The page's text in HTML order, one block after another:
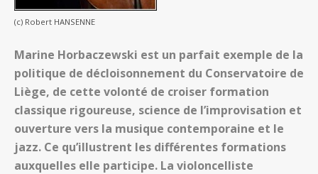
(c) Robert HANSENNE
Marine Horbaczewski est un parfait exemple de la
politique de décloisonnement du Conservatoire de
Liège, de cette volonté de croiser formation
classique rigoureuse, science de l’improvisation et
ouverture vers la musique contemporaine et le
jazz. Ce qu’illustrent les différentes formations
auxquelles elle participe. La violoncelliste